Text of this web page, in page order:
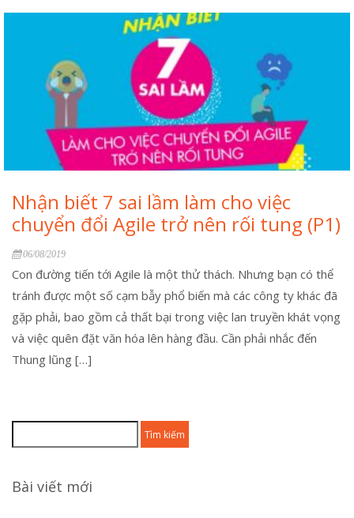
Nhận biết 7 sai lầm làm cho việc
chuyển đổi Agile trở nên rối tung (P1)
06/08/2019
Con đường tiến tới Agile là một thử thách. Nhưng bạn có thể
tránh được một số cạm bẫy phổ biến mà các công ty khác đã
gặp phải, bao gồm cả thất bại trong việc lan truyền khát vọng
và việc quên đặt văn hóa lên hàng đầu. Cần phải nhắc đến
Thung lũng […]
kiếm
Bài viết mới